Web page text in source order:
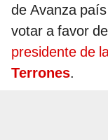
de Avanza
votar a favor
presidente de
Terrones.